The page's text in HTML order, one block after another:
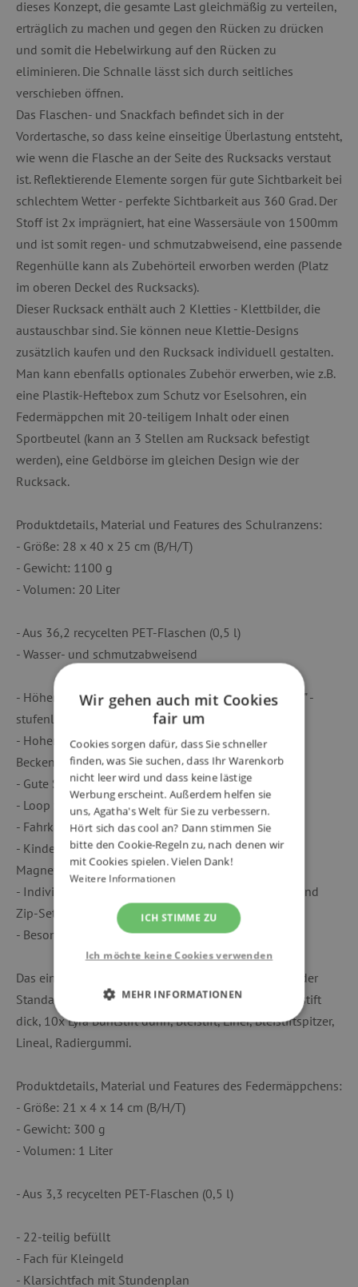
dieses Konzept, die gesamte Last gleichmäßig zu verteilen,
erträglich zu machen und gegen den Rücken zu drücken
und somit die Hebelwirkung auf den Rücken zu
eliminieren. Die Schnalle lässt sich durch seitliches
verschieben öffnen.
Das Flaschen- und Snackfach befindet sich in der
Vordertasche, so dass keine einseitige Überlastung entsteht,
wie wenn die Flasche an der Seite des Rucksacks verstaut
ist. Reflektierende Elemente sorgen für gute Sichtbarkeit bei
schlechtem Wetter - perfekte Sichtbarkeit aus 360 Grad. Der
Stoff ist 2x imprägniert, hat eine Wassersäule von 1500mm
und ist somit regen- und schmutzabweisend, eine passende
Regenhülle kann als Zubehörteil erworben werden (Platz
im oberen Deckel des Rucksacks).
Dieser Rucksack enthält auch 2 Kletties - Klettbilder, die
austauschbar sind. Sie können neue Klettie-Designs
zusätzlich kaufen und den Rucksack individuell gestalten.
Man kann ebenfalls optionales Zubehör erwerben, wie z.B.
eine Plastik-Heftebox zum Schutz vor Eselsohren, ein
Federmäppchen mit 20-teiligem Inhalt oder einen
Sportbeutel (kann an 3 Stellen am Rucksack befestigt
werden), eine Geldbörse im gleichen Design wie der
Rucksack.
Produktdetails, Material und Features des Schulranzens:
- Größe: 28 x 40 x 25 cm (B/H/T)
- Gewicht: 1100 g
- Volumen: 20 Liter
- Aus 36,2 recycelten PET-Flaschen (0,5 l)
- Wasser- und schmutzabweisend
- Höhenverstellbares Tragesystem "Your-Size-System" -
stufenlose Rückenlängenanpassung
- Hoher Tragekomfort durch breite, gepolsterte
Beckenflossen
- Gute Sichtbarkeit durch Reflektoren rundherum
- Loop zum Anbringen von Hangies
- Fahrkartenfach am Beckengurt
- Kinderleichtes Öffnen und Schließen durch
Magnetschnalle
- Individualisierbar durch Kletties, Hangies, Zippies und
Zip-Sets
- Besonders auffällig durch reflektierende Prints
Das einstöckige Schüleretui mit einer Klappe ist mit der
Standardausrüstung (22 Stück) befüllt - 6x Lyra Buntstift
dick, 10x Lyra Buntstift dünn, Bleistift, Liner, Bleistiftspitzer,
Lineal, Radiergummi.
Produktdetails, Material und Features des Federmäppchens:
- Größe: 21 x 4 x 14 cm (B/H/T)
- Gewicht: 300 g
- Volumen: 1 Liter
- Aus 3,3 recycelten PET-Flaschen (0,5 l)
- 22-teilig befüllt
- Fach für Kleingeld
- Klarsichtfach mit Stundenplan
Wir gehen auch mit Cookies
fair um
Cookies sorgen dafür, dass Sie schneller
finden, was Sie suchen, dass Ihr Warenkorb
nicht leer wird und dass keine lästige
Werbung erscheint. Außerdem helfen sie
uns, Agatha's Welt für Sie zu verbessern.
Hört sich das cool an? Dann stimmen Sie
bitte den Cookie-Regeln zu, nach denen wir
mit Cookies spielen. Vielen Dank!
Weitere Informationen
ICH STIMME ZU
Ich möchte keine Cookies verwenden
MEHR INFORMATIONEN
UNBEDINGT ERFORDERLICH
TARGETING
Unbedingt erforderliche Cookies ermöglichen
wesentliche Kernfunktionen der Website wie die